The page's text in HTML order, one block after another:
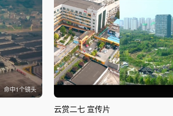
命中1个镜头
云赏二七 宣传片